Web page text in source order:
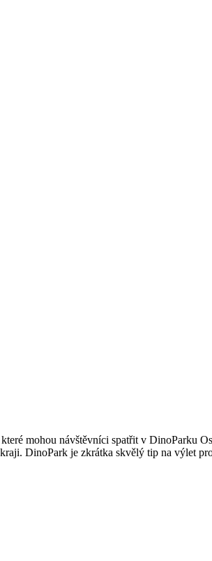
mohou návštěvníci spatřit v DinoParku
DinoPark je zkrátka skvělý tip na výlet